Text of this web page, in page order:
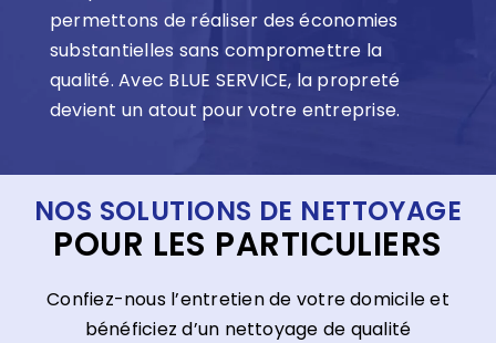
permettons de réaliser des économies
substantielles sans compromettre la
qualité. Avec BLUE SERVICE, la propreté
devient un atout pour votre entreprise.
NOS SOLUTIONS DE NETTOYAGE
POUR LES PARTICULIERS
Confiez-nous l’entretien de votre domicile et
bénéficiez d’un nettoyage de qualité